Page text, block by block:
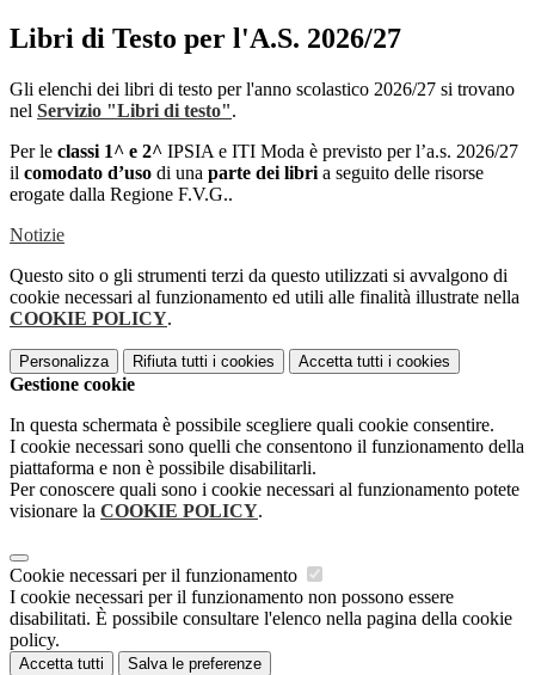
Libri di Testo per l'A.S. 2026/27
Gli elenchi dei libri di testo per l'anno scolastico 2026/27 si trovano
nel Servizio "Libri di testo".
Per le classi 1^ e 2^ IPSIA e ITI Moda è previsto per l’a.s. 2026/27
il comodato d’uso di una parte dei libri a seguito delle risorse
erogate dalla Regione F.V.G..
Notizie
Questo sito o gli strumenti terzi da questo utilizzati si avvalgono di
cookie necessari al funzionamento ed utili alle finalità illustrate nella
COOKIE POLICY.
Personalizza Rifiuta tutti i cookies Accetta tutti i cookies
Gestione cookie
In questa schermata è possibile scegliere quali cookie consentire.
I cookie necessari sono quelli che consentono il funzionamento della
piattaforma e non è possibile disabilitarli.
Per conoscere quali sono i cookie necessari al funzionamento potete
visionare la COOKIE POLICY.
Cookie necessari per il funzionamento
I cookie necessari per il funzionamento non possono essere
disabilitati. È possibile consultare l'elenco nella pagina della cookie
policy.
Accetta tutti Salva le preferenze